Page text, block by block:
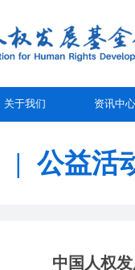
关于我们 资讯中心
| 公益活
中国人权